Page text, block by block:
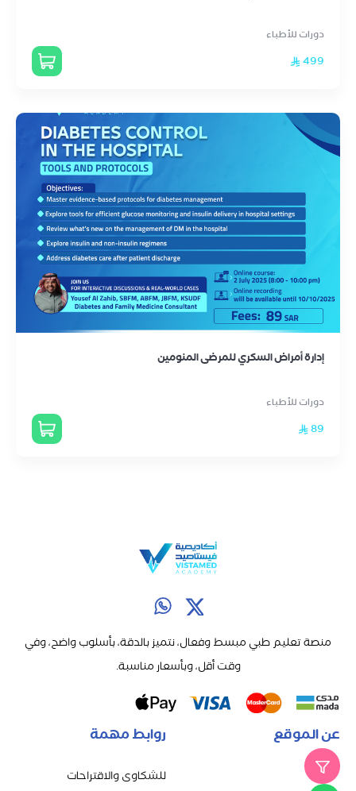
دورات للأطباء
499
إدارة أمراض السكري للمرضى المنومين
دورات للأطباء
89
منصة تعليم طبي مبسط وفعال، نتميز بالدقة، بأسلوب واضح، وفي
وقت أقل، وبأسعار مناسبة.
عن الموقع روابط مهمة
للشكاوى والاقتراحات